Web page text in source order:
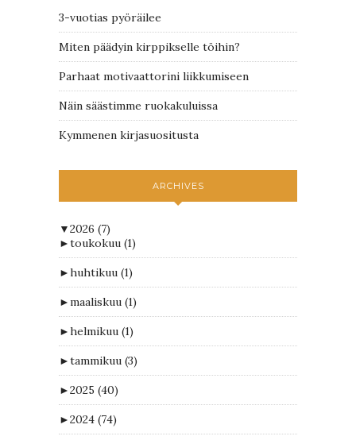
3-vuotias pyöräilee
Miten päädyin kirppikselle töihin?
Parhaat motivaattorini liikkumiseen
Näin säästimme ruokakuluissa
Kymmenen kirjasuositusta
ARCHIVES
▼2026 (7)
►toukokuu (1)
►huhtikuu (1)
►maaliskuu (1)
►helmikuu (1)
►tammikuu (3)
►2025 (40)
►2024 (74)